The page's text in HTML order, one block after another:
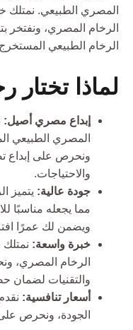
المصري الطبيعي. نمتلك
الرخام المصري، ونفتخر
الرخام الطبيعي
لماذا تختار
إبداع مصري أصيل:
المصري الطبيعي
ونحرص على إبداع
والاحتياجات.
جودة عالية: يتميز
مما يجعله مناسبًا
ويضمن لك عمرًا
خبرة واسعة:
الرخام المصري،
والتقنيات لضمان
أسعار تنافسية:
الجودة، ونحرص